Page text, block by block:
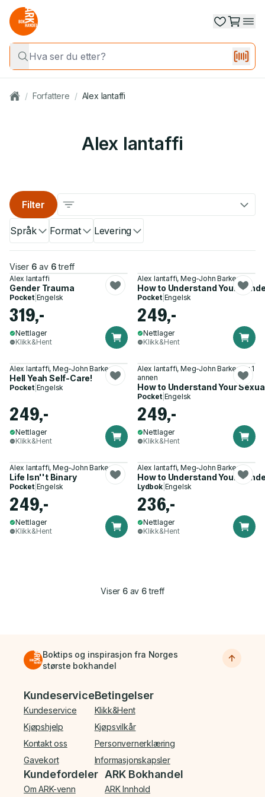
/ Forfattere / Alex Iantaffi
Alex Iantaffi
Språk Format Levering
Filter
Viser 6 av 6 treff
Alex Iantaffi
Gender Trauma
Pocket| Engelsk
319,-
Nettlager
Klikk&Hent
Alex Iantaffi, Meg-John Barker
How to Understand Your
Pocket| Engelsk
249,-
Nettlager
Klikk&Hent
Alex Iantaffi, Meg-John Barker
Hell Yeah Self-Care!
Pocket| Engelsk
249,-
Nettlager
Klikk&Hent
Alex Iantaffi, Meg-John Barker og 1
annen
How to Understand Your
Pocket| Engelsk
249,-
Nettlager
Klikk&Hent
Alex Iantaffi, Meg-John Barker
Life Isn''t Binary
Pocket| Engelsk
249,-
Nettlager
Klikk&Hent
Alex Iantaffi, Meg-John Barker
How to Understand Your
Lydbok| Engelsk
236,-
Nettlager
Klikk&Hent
Viser 6av 6treff
Boktips og inspirasjon fra Norges
største bokhandel
Bunnmeny
Kundeservice
Kundeservice
Kjøpshjelp
Kontakt oss
Gavekort
Betingelser
Klikk&Hent
Kjøpsvilkår
Personvernerklæring
Informasjonskapsler
Kundefordeler
Om ARK-venn
ARK Bokhandel
ARK Innhold